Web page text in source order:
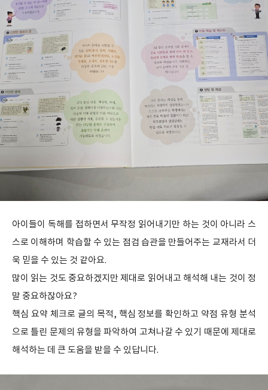
아이들이 독해를 접하면서 무작정 읽어내기만 하는 것이 아니라 스
스로 이해하며 학습할 수 있는 점검 습관을 만들어주는 교재라서 더
욱 믿을 수 있는 것 같아요.
많이 읽는 것도 중요하겠지만 제대로 읽어내고 해석해 내는 것이 정
말 중요하잖아요?
핵심 요약 체크로 글의 목적, 핵심 정보를 확인하고 약점 유형 분석
으로 틀린 문제의 유형을 파악하여 고쳐나갈 수 있기 때문에 제대로
해석하는 데 큰 도움을 받을 수 있답니다.